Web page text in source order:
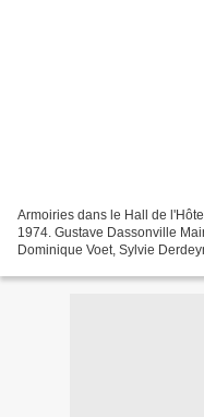
Armoiries dans le Hall de
1974. Gustave Dassonville
Dominique Voet, Sylvie